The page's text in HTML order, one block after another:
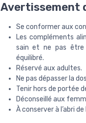
Avertissement
Se conformer aux
Les compléments
sain et ne pas être
équilibré.
Réservé aux adultes.
Ne pas dépasser la
Tenir hors de portée
Déconseillé aux
À conserver à l’abri